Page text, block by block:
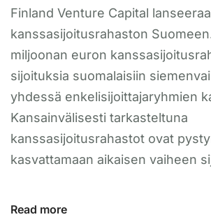
Finland Venture Capital
kanssasijoitusrahaston
miljoonan euron
sijoituksia suomalaisiin
yhdessä enkelisijoittajaryhmien
Kansainvälisesti tarkasteltuna
kanssasijoitusrahastot ovat
kasvattamaan aikaisen vaiheen
Read more